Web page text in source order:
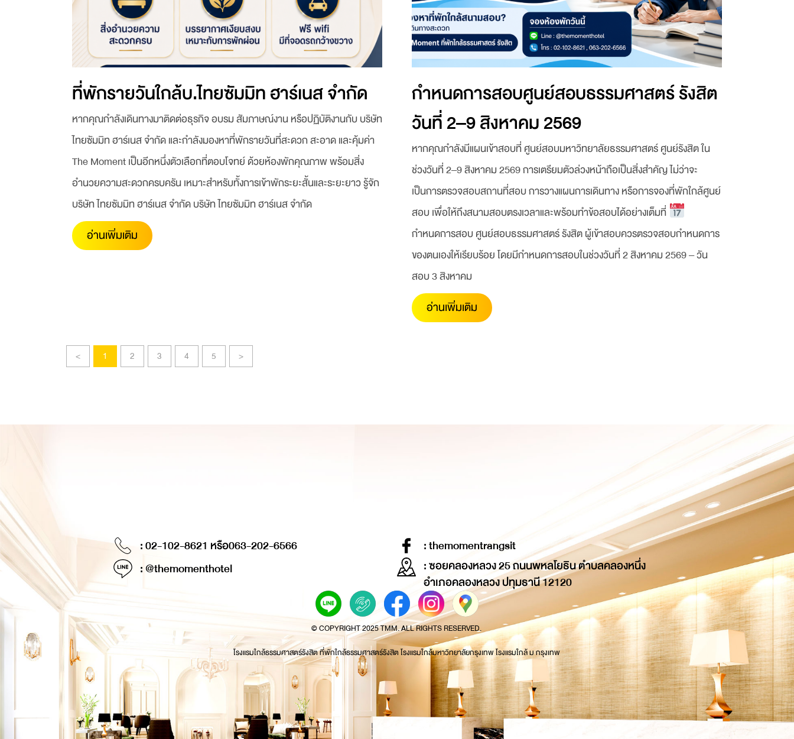
ที่พักรายวันใกล้บ.ไทยซัมมิท ฮาร์เนส จำกัด
หากคุณกำลังเดินทางมาติดต่อธุรกิจ อบรม สัมภาษณ์งาน หรือปฏิบัติงานกับ บริษัท
ไทยซัมมิท ฮาร์เนส จำกัด และกำลังมองหาที่พักรายวันที่สะดวก สะอาด และคุ้มค่า
The Moment เป็นอีกหนึ่งตัวเลือกที่ตอบโจทย์ ด้วยห้องพักคุณภาพ พร้อมสิ่ง
อำนวยความสะดวกครบครัน เหมาะสำหรับทั้งการเข้าพักระยะสั้นและระยะยาว รู้จัก
บริษัท ไทยซัมมิท ฮาร์เนส จำกัด บริษัท ไทยซัมมิท ฮาร์เนส จำกัด
อ่านเพิ่มเติม
กำหนดการสอบศูนย์สอบธรรมศาสตร์ รังสิต
วันที่ 2–9 สิงหาคม 2569
หากคุณกำลังมีแผนเข้าสอบที่ ศูนย์สอบมหาวิทยาลัยธรรมศาสตร์ ศูนย์รังสิต ใน
ช่วงวันที่ 2–9 สิงหาคม 2569 การเตรียมตัวล่วงหน้าถือเป็นสิ่งสำคัญ ไม่ว่าจะ
เป็นการตรวจสอบสถานที่สอบ การวางแผนการเดินทาง หรือการจองที่พักใกล้ศูนย์
สอบ เพื่อให้ถึงสนามสอบตรงเวลาและพร้อมทำข้อสอบได้อย่างเต็มที่
กำหนดการสอบ ศูนย์สอบธรรมศาสตร์ รังสิต ผู้เข้าสอบควรตรวจสอบกำหนดการ
ของตนเองให้เรียบร้อย โดยมีกำหนดการสอบในช่วงวันที่ 2 สิงหาคม 2569 – วัน
สอบ 3 สิงหาคม
อ่านเพิ่มเติม
< 1 2 3 4 5 >
: 02-102-8621 หรือ063-202-6566
: @themomenthotel
: themomentrangsit
: ซอยคลองหลวง 25 ถนนพหลโยธิน ตำบลคลองหนึ่ง
อำเภอคลองหลวง ปทุมธานี 12120
© COPYRIGHT 2025 TMM. ALL RIGHTS RESERVED.
โรงแรมใกล้ธรรมศาสตร์รังสิต ที่พักใกล้ธรรมศาสตร์รังสิต โรงแรมใกล้มหาวิทยาลัยกรุงเทพ โรงแรมใกล้ ม กรุงเทพ